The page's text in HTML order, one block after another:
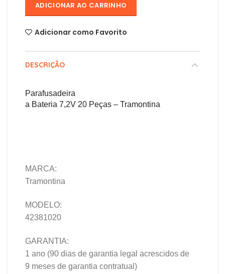
ADICIONAR AO CARRINHO
Adicionar como Favorito
DESCRIÇÃO
Parafusadeira
a Bateria 7,2V 20 Peças – Tramontina
MARCA:
Tramontina
MODELO:
42381020
GARANTIA:
1 ano (90 dias de garantia legal acrescidos de
9 meses de garantia contratual)